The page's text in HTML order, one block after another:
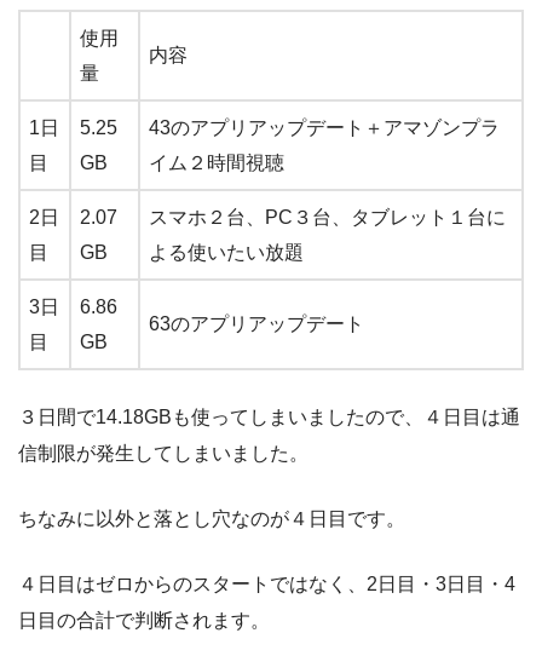
使用
量
内容
1日
目
5.25
GB
43のアプリアップデート＋アマゾンプラ
イム２時間視聴
2日
目
2.07
GB
スマホ２台、PC３台、タブレット１台に
よる使いたい放題
3日
目
6.86
GB
63のアプリアップデート
３日間で14.18GBも使ってしまいましたので、４日目は通
信制限が発生してしまいました。
ちなみに以外と落とし穴なのが４日目です。
４日目はゼロからのスタートではなく、2日目・3日目・4
日目の合計で判断されます。